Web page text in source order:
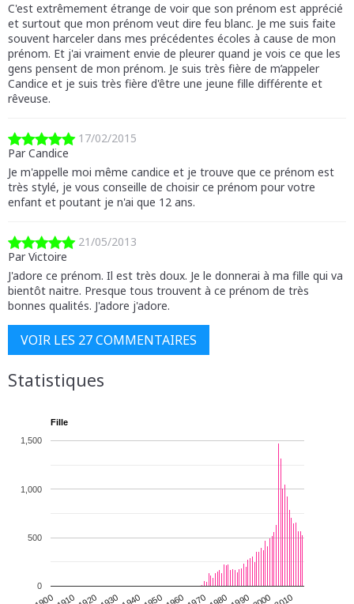
C'est extrêmement étrange de voir que son prénom est apprécié
et surtout que mon prénom veut dire feu blanc. Je me suis faite
souvent harceler dans mes précédentes écoles à cause de mon
prénom. Et j'ai vraiment envie de pleurer quand je vois ce que les
gens pensent de mon prénom. Je suis très fière de m’appeler
Candice et je suis très fière d'être une jeune fille différente et
rêveuse.
17/02/2015
Par Candice
Je m'appelle moi même candice et je trouve que ce prénom est
très stylé, je vous conseille de choisir ce prénom pour votre
enfant et poutant je n'ai que 12 ans.
21/05/2013
Par Victoire
J'adore ce prénom. Il est très doux. Je le donnerai à ma fille qui va
bientôt naitre. Presque tous trouvent à ce prénom de très
bonnes qualités. J'adore j'adore.
VOIR LES 27 COMMENTAIRES
Statistiques
Fille
0
500
1,000
1,500